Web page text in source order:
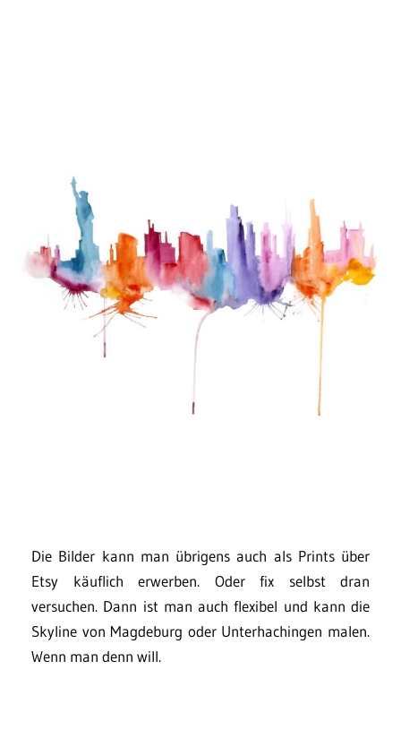
Die Bilder kann man übrigens auch als Prints über
Etsy käuflich erwerben. Oder fix selbst dran
versuchen. Dann ist man auch flexibel und kann die
Skyline von Magdeburg oder Unterhachingen malen.
Wenn man denn will.